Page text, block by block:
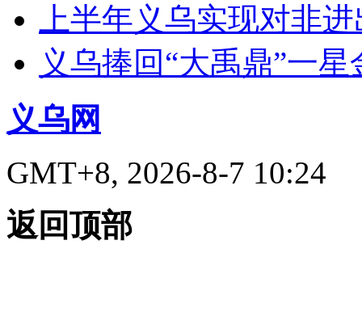
上半年义乌实现对非
义乌捧回“大禹鼎”一星
义乌网
GMT+8, 2026-8-7 10:24
返回顶部